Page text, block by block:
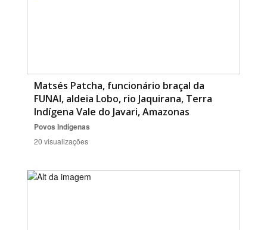
Matsés Patcha, funcionário braçal da
FUNAI, aldeia Lobo, rio Jaquirana, Terra
Indígena Vale do Javari, Amazonas
Povos Indígenas
20 visualizações